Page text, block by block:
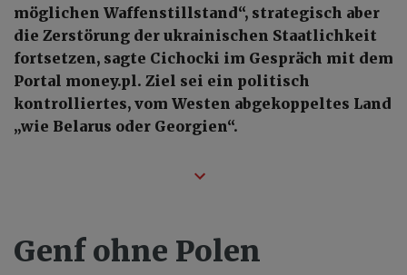
möglichen Waffenstillstand“, strategisch aber
die Zerstörung der ukrainischen Staatlichkeit
fortsetzen, sagte Cichocki im Gespräch mit dem
Portal money.pl. Ziel sei ein politisch
kontrolliertes, vom Westen abgekoppeltes Land
„wie Belarus oder Georgien“.
Genf ohne Polen